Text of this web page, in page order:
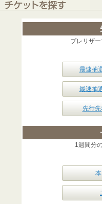
プレリザ
最速抽
最速抽
先行
1週間分